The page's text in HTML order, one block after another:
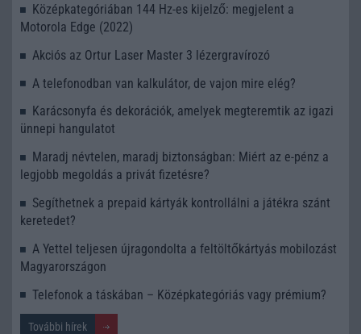
Középkategóriában 144 Hz-es kijelző: megjelent a
Motorola Edge (2022)
Akciós az Ortur Laser Master 3 lézergravírozó
A telefonodban van kalkulátor, de vajon mire elég?
Karácsonyfa és dekorációk, amelyek megteremtik az igazi
ünnepi hangulatot
Maradj névtelen, maradj biztonságban: Miért az e-pénz a
legjobb megoldás a privát fizetésre?
Segíthetnek a prepaid kártyák kontrollálni a játékra szánt
keretedet?
A Yettel teljesen újragondolta a feltöltőkártyás mobilozást
Magyarországon
Telefonok a táskában – Középkategóriás vagy prémium?
További hírek